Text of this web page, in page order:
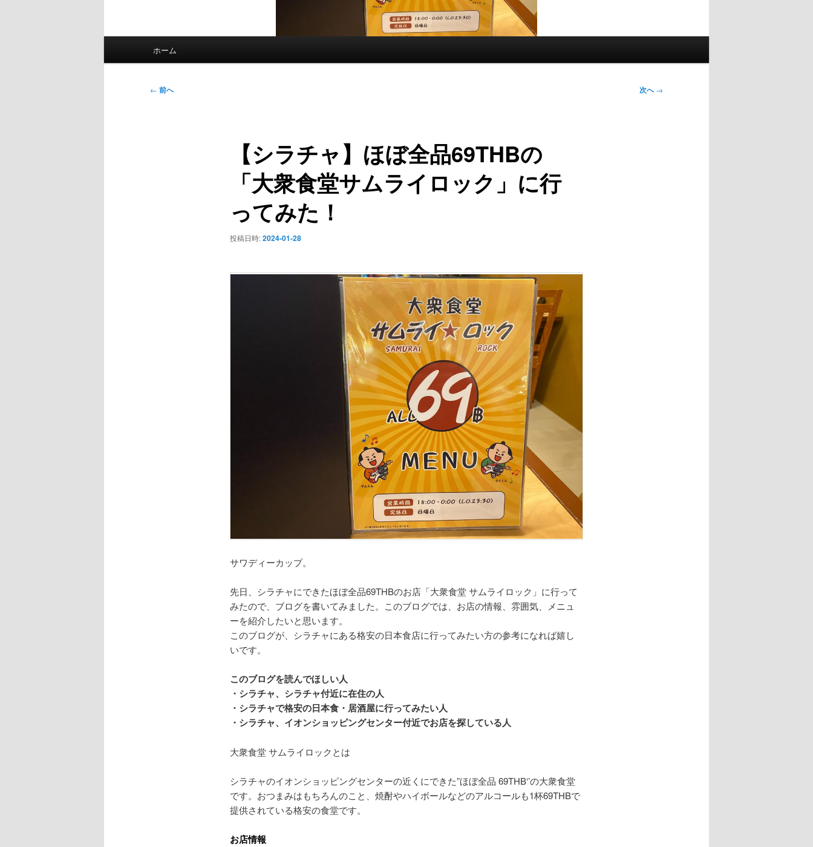
ホーム
投
← 前へ 次へ→
【シラチャ】ほぼ全品69THBの
「大衆食堂サムライロック」に行
ってみた！
投稿日時:2024-01-28
サワディーカップ。
先日、 シラチャにできたほぼ全品69THBのお店「大衆食堂 サムライロック」 に行って
みたので、ブログを書いてみました。このブログでは、お店の情報、雰囲気、メニュ
ーを紹介したいと思います。
このブログが、シラチャにある格安の日本食店に行ってみたい方の参考になれば嬉し
いです。
このブログを読んでほしい人
・シラチャ、シラチャ付近に在住の人
・シラチャで格安の日本食・居酒屋に行ってみたい人
・シラチャ、イオンショッピングセンター付近でお店を探している人
大衆食堂 サムライロックとは
シラチャのイオンショッピングセンターの近くにできた”ほぼ全品 69THB‘’の大衆食堂
です。おつまみはもちろんのこと、焼酎やハイボールなどのアルコールも1杯69THBで
提供されている格安の食堂です。
お店情報